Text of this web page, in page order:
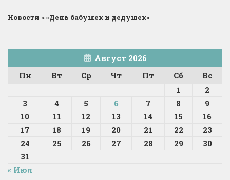
Новости >«День бабушек и дедушек»
Август 2026
Пн
Вт Ср Чт Пт Сб
Вс
1
2
3
4 5 6 7 8
9
10
11 12 13 14 15
16
17
18 19 20 21 22
23
24
25 26 27 28 29
30
31
« Июл